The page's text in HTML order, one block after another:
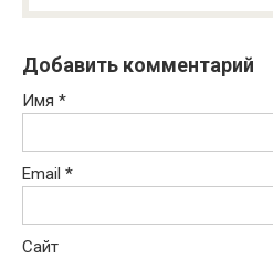
Добавить комментарий
Имя *
Email *
Сайт